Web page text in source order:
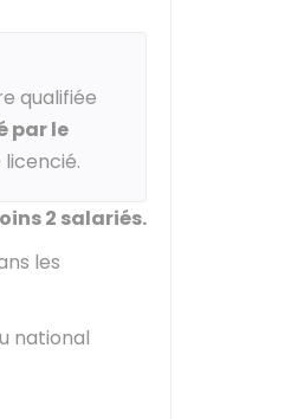
qualifiée
par le
2 salariés.
les
national